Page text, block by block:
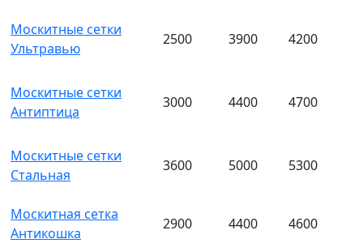
Москитные сетки
Ультравью
2500 3900 4200
Москитные сетки
Антиптица
3000 4400 4700
Москитные сетки
Стальная
3600 5000 5300
Москитная сетка
Антикошка
2900 4400 4600